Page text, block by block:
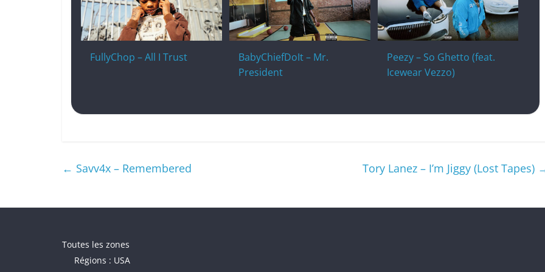
FullyChop – All I Trust
BabyChiefDoIt – Mr.
President
Peezy – So Ghetto (feat.
Icewear Vezzo)
← Savv4x – Remembered Tory Lanez – I’m Jiggy (Lost Tapes)
Toutes les zones
Régions : USA